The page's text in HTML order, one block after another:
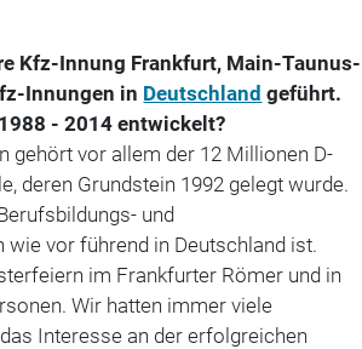
Kfz-Innung Frankfurt, Main-Taunus-
Innungen in Deutschland geführt.
- 2014 entwickelt?
gehört vor allem der 12 Millionen D-
deren Grundstein 1992 gelegt wurde.
und
vor führend in Deutschland ist.
im Frankfurter Römer und in
Wir hatten immer viele
Interesse an der erfolgreichen